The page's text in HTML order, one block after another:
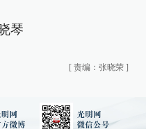
琴
[ 责编：张晓荣 ]